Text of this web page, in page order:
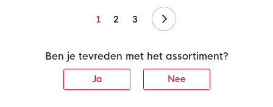
1 2 3 Volgende
Ben je tevreden met het assortiment?
Ja Nee